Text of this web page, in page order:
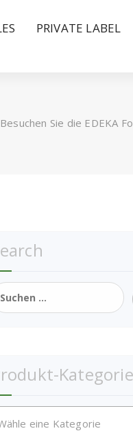
PRIVATE LABEL
Besuchen Sie die EDEKA
eine Kategorie